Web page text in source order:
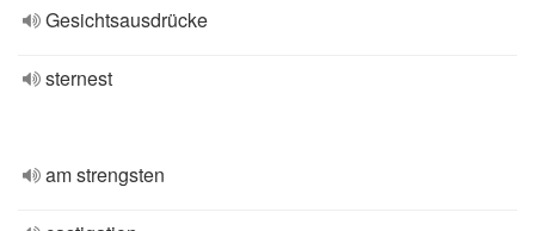
Gesichtsausdrücke
sternest
am strengsten